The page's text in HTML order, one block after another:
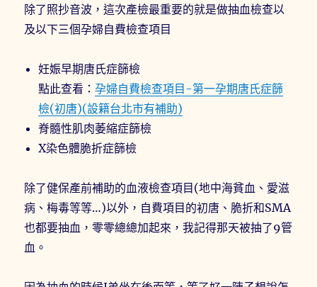
除了照抄音波，這次產檢最重要的就是做抽血檢查以
及以下三個孕婦自費檢查項目
妊娠早期唐氏症篩檢
點此查看：孕婦自費檢查項目-第一孕期唐氏症篩
檢(初唐)(設籍台北市有補助)
脊髓性肌肉萎縮症篩檢
X染色體脆折症篩檢
除了健保產前補助的血液檢查項目(地中海貧血、愛滋
病、梅毒等等…)以外，自費項目的初唐、脆折和SMA
也都要抽血，零零總總加起來，我記得那天被抽了9管
血。